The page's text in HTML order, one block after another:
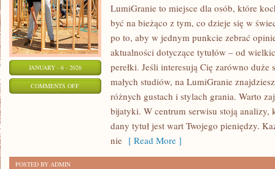
JANUARY - 6 - 2026
COMMENTS OFFON
LumiGranie to miejsce dla osób, które
być na bieżąco z tym, co dzieje się w
po to, aby w jednym punkcie zebrać
aktualności dotyczące tytułów – od
perełki. Jeśli interesują Cię zarówno
małych studiów, na LumiGranie
różnych gustach i stylach grania. Warto
bijatyki. W centrum serwisu stoją analizy,
dany tytuł jest wart Twojego pieniędzy.
nie [ Read More ]
POSTED BY ADMIN